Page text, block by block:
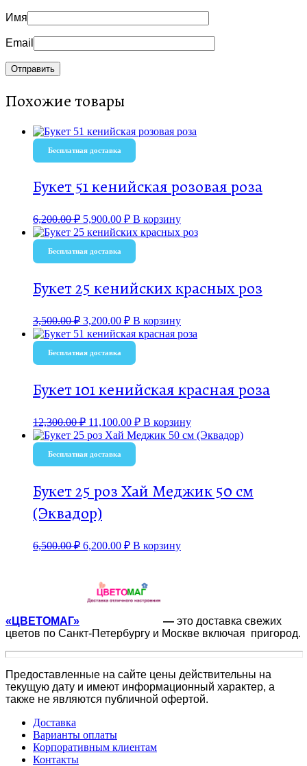
Имя
Email
Похожие товары
Бесплатная доставка
Букет 51 кенийская розовая роза
6,200.00₽ 5,900.00 ₽ В корзину
Бесплатная доставка
Букет 25 кенийских красных роз
3,500.00₽ 3,200.00 ₽ В корзину
Бесплатная доставка
Букет 101 кенийская красная роза
12,300.00₽ 11,100.00 ₽ В корзину
Бесплатная доставка
Букет 25 роз Хай Меджик 50 см
(Эквадор)
6,500.00₽ 6,200.00 ₽ В корзину
«ЦВЕТОМАГ» — это доставка свежих
цветов по Санкт-Петербургу и Москве включая пригород.
Предоставленные на сайте цены действительны на
текущую дату и имеют информационный характер, а
также не являются публичной офертой.
Доставка
Варианты оплаты
Корпоративным клиентам
Контакты